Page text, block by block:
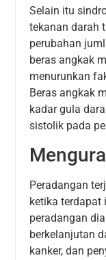
Selain itu
tekanan darah
perubahan
beras angkak
menurunkan
Beras angkak
kadar gula
sistolik pada
Peradangan
ketika terdapat
peradangan
berkelanjutan
kanker, dan